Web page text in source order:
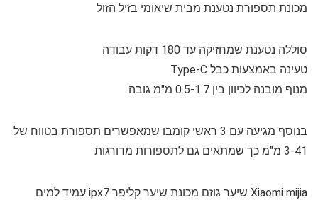
מכונת תספורת נטענת מבית שיאומי בזיל הזול
סוללה נטענת שמחזיקה עד 180 דקות עבודה
טעינה באמצעות כבל Type-C
מנוף מובנה לכיוון בין 0.5-1.7 מ"מ גובה
בנוסף מגיעה עם 3 ראשי קומבו שמאפשרים תספורת בטווח של
3-41 מ"מ כך שמתאים גם לתספורות מדורגות
Xiaomi mijia שיער גוזם מכונת שיער קליפר ipx7 עמיד למים